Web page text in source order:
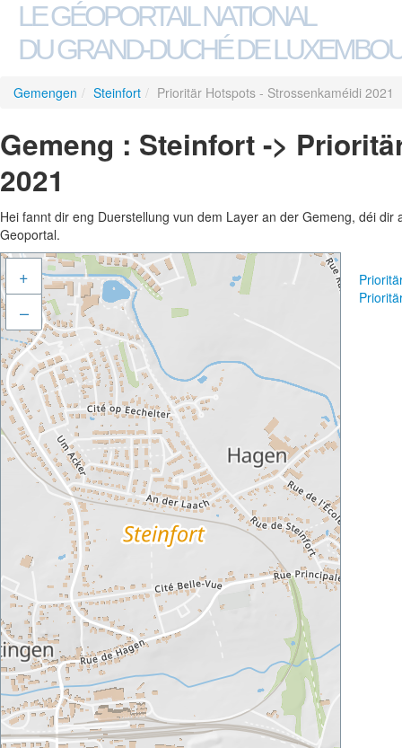
LE GÉOPORTAIL NATIONAL
DU GRAND-DUCHÉ DE
Gemengen / Steinfort / Prioritär Hotspots - Strossenkaméidi 2021
Gemeng : Steinfort ->
2021
Hei fannt dir eng Duerstellung vun dem Layer an der Gemeng, déi
Geoportal.
+
–